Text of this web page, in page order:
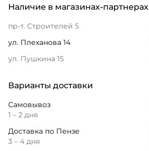
Наличие в магазинах-партнерах
пр-т. Строителей 5
ул. Плеханова 14
ул. Пушкина 15
Варианты доставки
Самовывоз
1 – 2 дня
Доставка по Пензе
3 – 4 дня